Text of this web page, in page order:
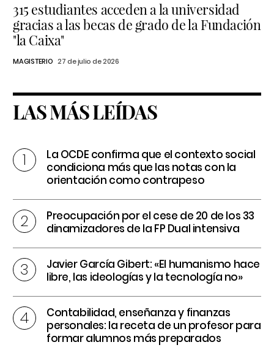
315 estudiantes acceden a la universidad
gracias a las becas de grado de la Fundación
"la Caixa"
MAGISTERIO 27 de julio de 2026
LAS MÁS LEÍDAS
La OCDE confirma que el contexto social
condiciona más que las notas con la
orientación como contrapeso
Preocupación por el cese de 20 de los 33
dinamizadores de la FP Dual intensiva
Javier García Gibert: «El humanismo hace
libre, las ideologías y la tecnología no»
Contabilidad, enseñanza y finanzas
personales: la receta de un profesor para
formar alumnos más preparados